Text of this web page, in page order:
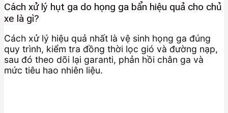
Cách xử lý hụt ga do họng ga bẩn hiệu quả cho chủ
xe là gì?
Cách xử lý hiệu quả nhất là vệ sinh họng ga đúng
quy trình, kiểm tra đồng thời lọc gió và đường nạp,
sau đó theo dõi lại garanti, phản hồi chân ga và
mức tiêu hao nhiên liệu.